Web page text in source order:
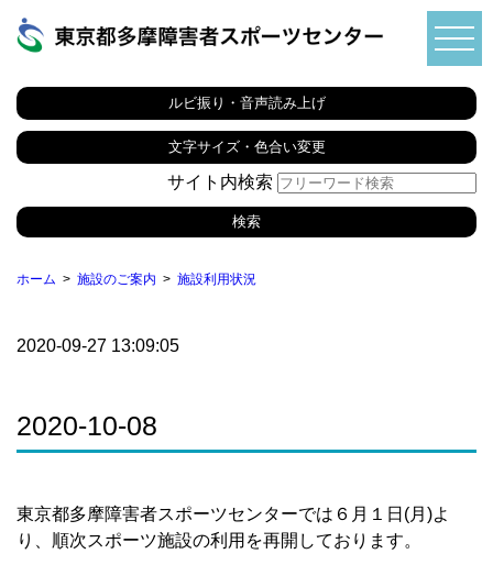
ルビ振り・音声読み上げ
文字サイズ・色合い変更
サイト内検索
ホーム 施設のご案内 施設利用状況
2020-09-27 13:09:05
2020-10-08
東京都多摩障害者スポーツセンターでは６月１日(月)よ
り、順次スポーツ施設の利用を再開しております。